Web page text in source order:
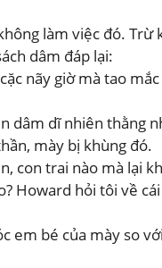
làm việc đó. Trừ
dâm đáp lại:
nãy giờ mà tao
dâm dĩ nhiên thằng
mày bị khùng đó.
con trai nào mà lại
Howard hỏi tôi về
em bé của mày so